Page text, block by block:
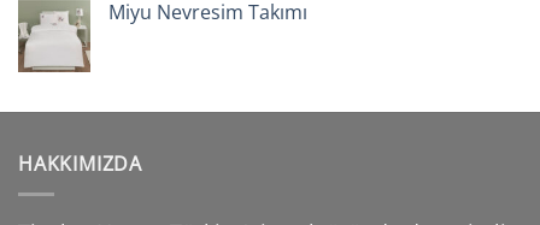
Miyu Nevresim Takımı
HAKKIMIZDA